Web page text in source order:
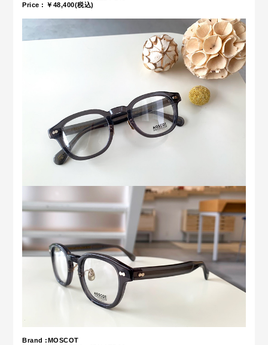
Price : ￥48,400(税込)
Brand :MOSCOT